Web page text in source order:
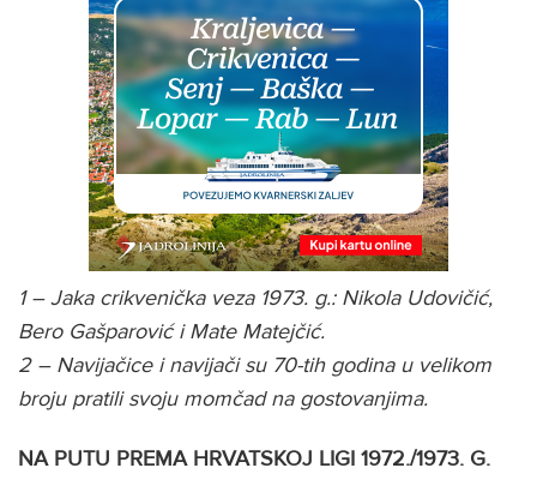
1 – Jaka crikvenička veza 1973. g.: Nikola Udovičić,
Bero Gašparović i Mate Matejčić.
2 – Navijačice i navijači su 70-tih godina u velikom
broju pratili svoju momčad na gostovanjima.
NA PUTU PREMA HRVATSKOJ LIGI 1972./1973. G.